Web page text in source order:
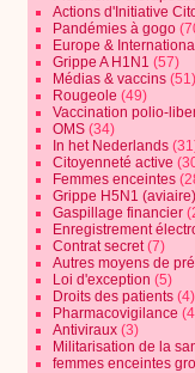
Actions d'Initiative
Pandémies à gogo
Europe & International
Grippe A H1N1 (57)
Médias & vaccins (51)
Rougeole (49)
Vaccination polio-
OMS (34)
In het Nederlands
Citoyenneté active
Femmes enceintes
Grippe H5N1 (aviaire)
Gaspillage financier
Enregistrement
Contrat secret(7)
Autres moyens de
Loi d'exception (5)
Droits des patients (4)
Pharmacovigilance
Antiviraux (3)
Militarisation de la
femmes enceintes